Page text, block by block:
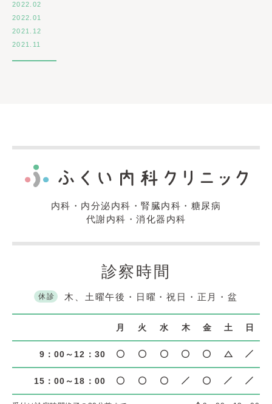
2022.02
2022.01
2021.12
2021.11
内科・内分泌内科・腎臓内科・糖尿病
代謝内科・消化器内科
診察時間
休診 木、土曜午後・日曜・祝日・正月・盆
月 火 水 木 金 土 日
9：00～12：30
15：00～18：00